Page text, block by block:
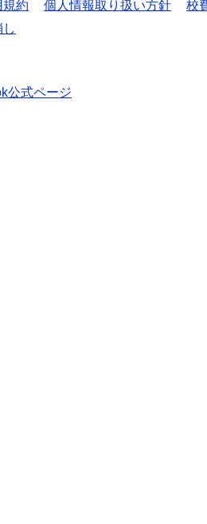
規約 個人情報取り扱い方針 校
公式ページ